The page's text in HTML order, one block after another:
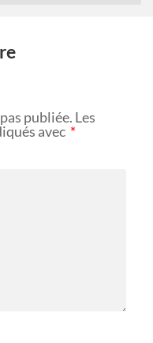
publiée. Les
avec *